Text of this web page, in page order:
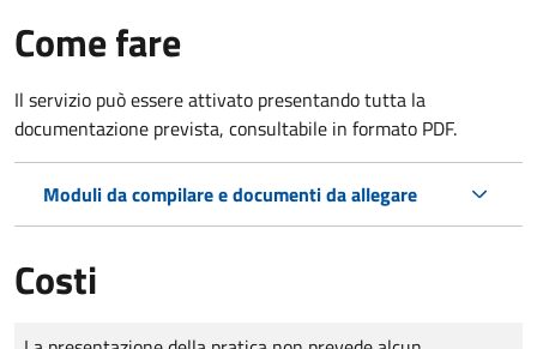
Come fare
Il servizio può essere attivato presentando tutta la
documentazione prevista, consultabile in formato PDF.
Moduli da compilare e documenti da allegare
Costi
Tipo di pagamento
Importo